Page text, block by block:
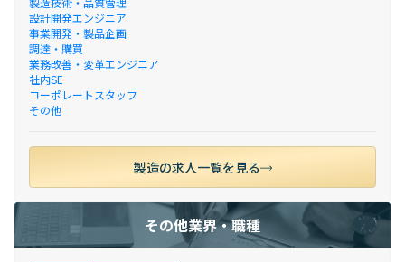
設計開発エンジニア
事業開発・製品企画
調達・購買
業務改善・変革エンジニア
社内SE
コーポレートスタッフ
その他
製造の求人一覧を見る
その他業界・職種